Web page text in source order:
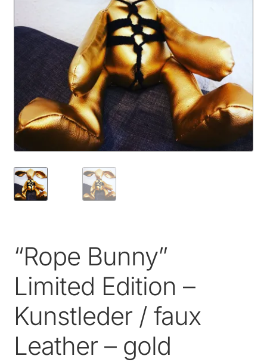
“Rope Bunny”
Limited Edition –
Kunstleder / faux
Leather – gold